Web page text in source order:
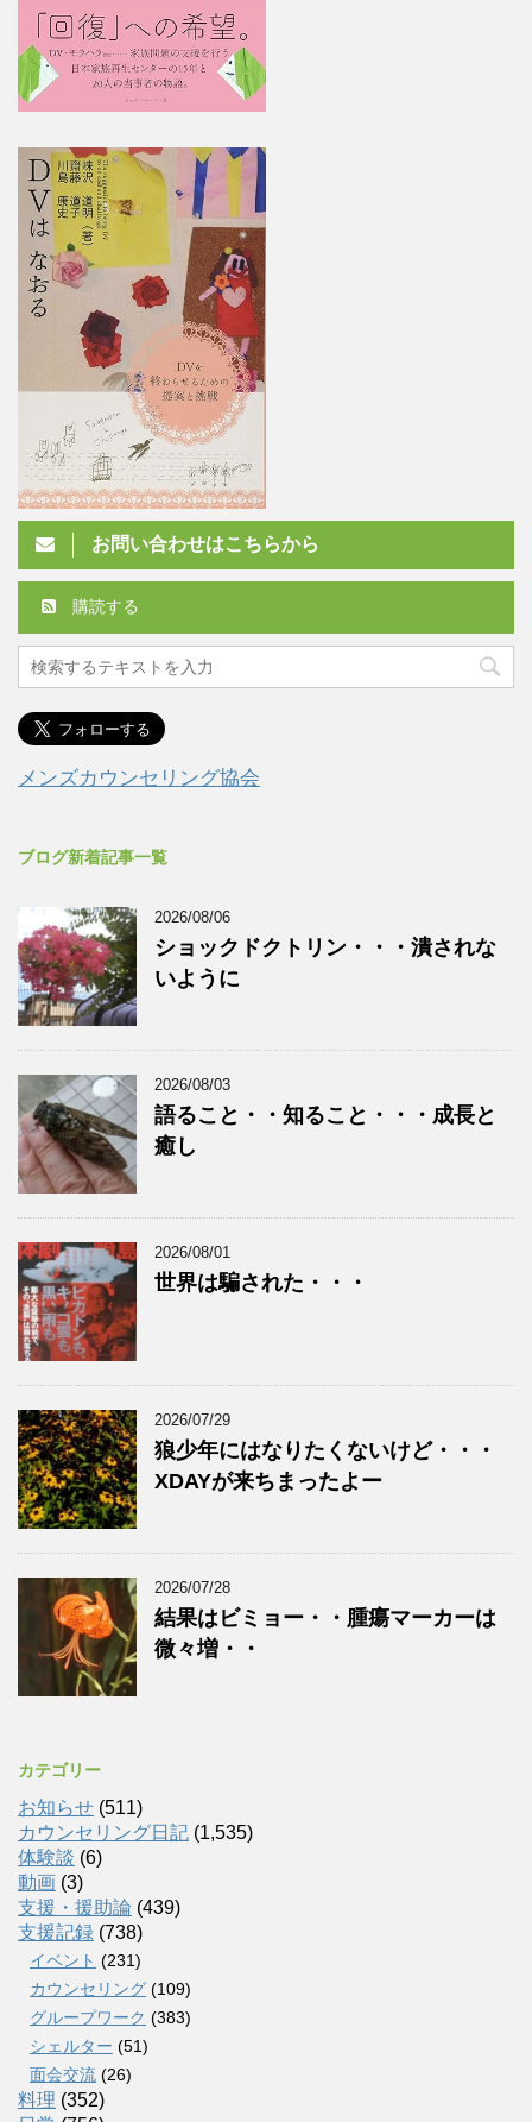
お問い合わせはこちらから
購読する
メンズカウンセリング協会
ブログ新着記事一覧
2026/08/06
ショックドクトリン・・・潰されな
いように
2026/08/03
語ること・・知ること・・・成長と
癒し
2026/08/01
世界は騙された・・・
2026/07/29
狼少年にはなりたくないけど・・・
XDAYが来ちまったよー
2026/07/28
結果はビミョー・・腫瘍マーカーは
微々増・・
カテゴリー
お知らせ (511)
カウンセリング日記 (1,535)
体験談 (6)
動画 (3)
支援・援助論 (439)
支援記録 (738)
イベント (231)
カウンセリング (109)
グループワーク (383)
シェルター (51)
面会交流 (26)
料理 (352)